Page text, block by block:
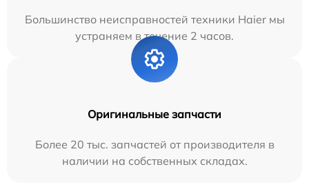
Большинство неисправностей техники Haier мы
устраняем в течение 2 часов.
Оригинальные запчасти
Более 20 тыс. запчастей от производителя в
наличии на собственных складах.